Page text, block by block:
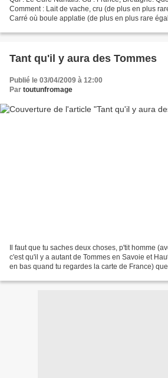
Comment : Lait de vache, cru (de plus en plus
Carré où boule applatie (de plus en plus rare
Tant qu'il y aura des Tommes
Publié le 03/04/2009 à 12:00
Par toutunfromage
Il faut que tu saches deux choses, p'tit homme
c'est qu'il y a autant de Tommes en Savoie et
en bas quand tu regardes la carte de France)